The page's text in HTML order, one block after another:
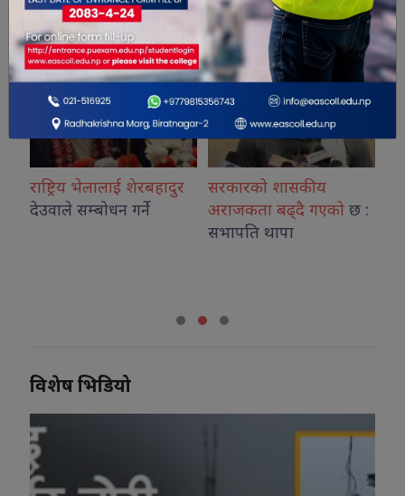
राष्ट्रिय भेलालाई शेरबहादुर
देउवाले सम्बोधन गर्ने
सरकारको शासकीय
अराजकता बढ्दै गएको छ :
सभापति थापा
विशेष भिडियो